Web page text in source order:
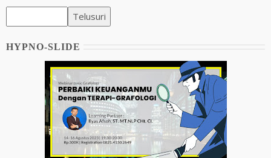
HYPNO-SLIDE